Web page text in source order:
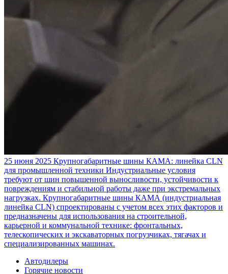
25 июня 2025 Крупногабаритные шины КАМА: линейка CLN
для промышленной техники Индустриальные условия
требуют от шин повышенной выносливости, устойчивости к
повреждениям и стабильной работы даже при экстремальных
нагрузках. Крупногабаритные шины КАМА (индустриальная
линейка CLN) спроектированы с учетом всех этих факторов и
предназначены для использования на строительной,
карьерной и коммунальной технике: фронтальных,
телескопических и экскаваторных погрузчиках, тягачах и
специализированных машинах.
Автодилеры
Горячие новости